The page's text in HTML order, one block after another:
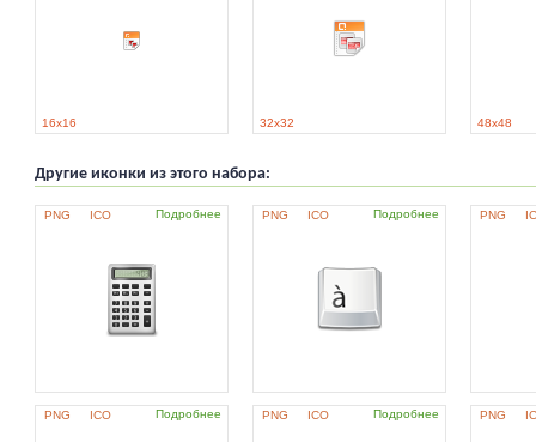
16x16 32x32 48x48
Другие иконки из этого набора:
PNG ICO Подробнее PNG ICO Подробнее PNG
PNG ICO Подробнее PNG ICO Подробнее PNG